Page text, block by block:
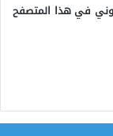
في هذا المتصفح